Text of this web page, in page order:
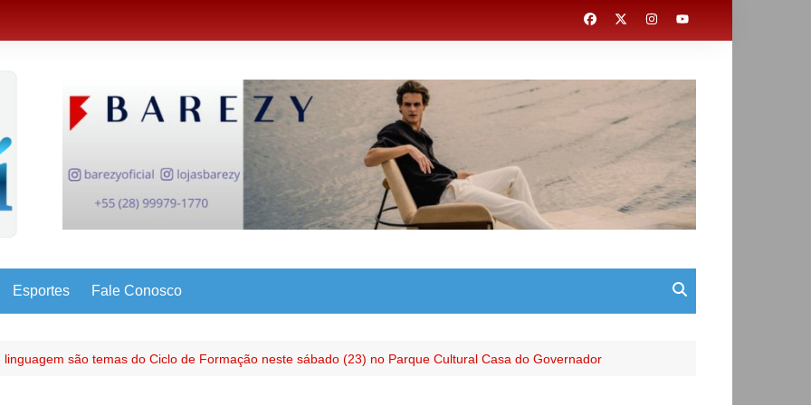
Esportes Fale Conosco
linguagem são temas do Ciclo de Formação neste sábado (23) no Parque Cultural Casa do Governador